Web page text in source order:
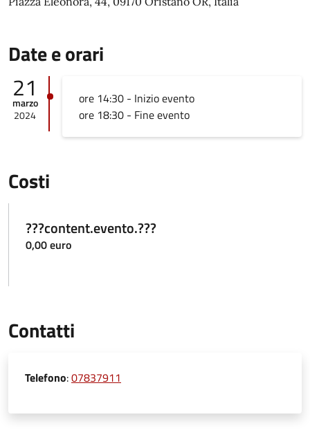
Date e orari
21
marzo
2024
ore 14:30 - Inizio evento
ore 18:30 - Fine evento
Costi
???content.evento.???
0,00 euro
Contatti
Telefono:07837911